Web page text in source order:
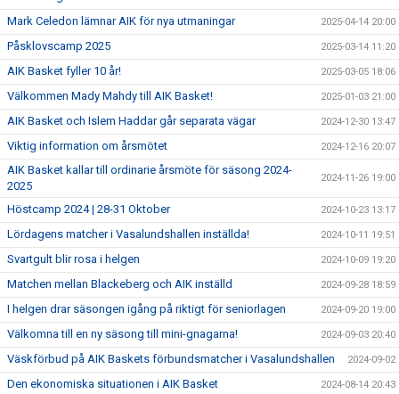
Mark Celedon lämnar AIK för nya utmaningar 2025-04-14 20:00
Påsklovscamp 2025 2025-03-14 11:20
AIK Basket fyller 10 år! 2025-03-05 18:06
Välkommen Mady Mahdy till AIK Basket! 2025-01-03 21:00
AIK Basket och Islem Haddar går separata vägar 2024-12-30 13:47
Viktig information om årsmötet 2024-12-16 20:07
AIK Basket kallar till ordinarie årsmöte för säsong 2024-
2025
2024-11-26 19:00
Höstcamp 2024 | 28-31 Oktober 2024-10-23 13:17
Lördagens matcher i Vasalundshallen inställda! 2024-10-11 19:51
Svartgult blir rosa i helgen 2024-10-09 19:20
Matchen mellan Blackeberg och AIK inställd 2024-09-28 18:59
I helgen drar säsongen igång på riktigt för seniorlagen 2024-09-20 19:00
Välkomna till en ny säsong till mini-gnagarna! 2024-09-03 20:40
Väskförbud på AIK Baskets förbundsmatcher i Vasalundshallen 2024-09-02
Den ekonomiska situationen i AIK Basket 2024-08-14 20:43